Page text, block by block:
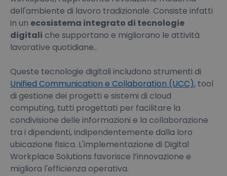
dell'ambiente di lavoro tradizionale. Consiste infatti
in un ecosistema integrato di tecnologie
digitali che supportano e migliorano le attività
lavorative quotidiane..
Queste tecnologie digitali includono strumenti di
Unified Communication e Collaboration (UCC), tool
di gestione dei progetti e sistemi di cloud
computing, tutti progettati per facilitare la
condivisione delle informazioni e la collaborazione
tra i dipendenti, indipendentemente dalla loro
ubicazione fisica. L'implementazione di Digital
Workplace Solutions favorisce l’innovazione e
migliora l'efficienza operativa.